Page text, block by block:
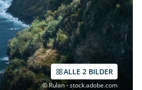
ALLE 2 BILDER
© Rulan - stock.adobe.com